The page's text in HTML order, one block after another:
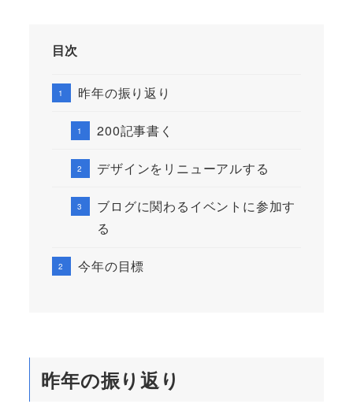
目次
昨年の振り返り
200記事書く
デザインをリニューアルする
ブログに関わるイベントに参加す
る
今年の目標
昨年の振り返り